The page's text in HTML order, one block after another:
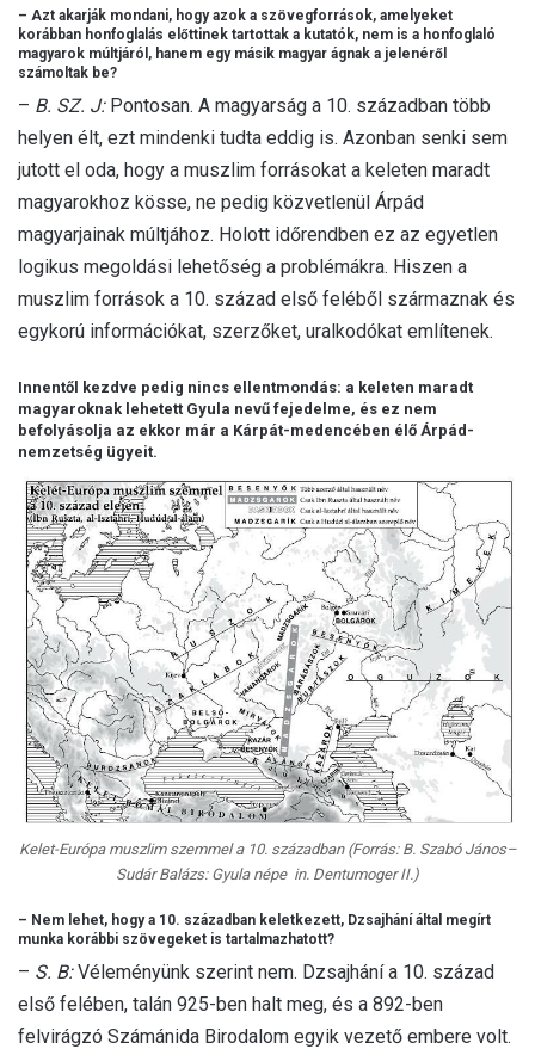
– Azt akarják mondani, hogy azok a szövegforrások, amelyeket
korábban honfoglalás előttinek tartottak a kutatók, nem is a honfoglaló
magyarok múltjáról, hanem egy másik magyar ágnak a jelenéről
számoltak be?
– B. SZ. J:Pontosan. A magyarság a 10. században több
helyen élt, ezt mindenki tudta eddig is. Azonban senki sem
jutott el oda, hogy a muszlim forrásokat a keleten maradt
magyarokhoz kösse, ne pedig közvetlenül Árpád
magyarjainak múltjához. Holott időrendben ez az egyetlen
logikus megoldási lehetőség a problémákra. Hiszen a
muszlim források a 10. század első feléből származnak és
egykorú információkat, szerzőket, uralkodókat említenek.
Innentől kezdve pedig nincs ellentmondás: a keleten maradt
magyaroknak lehetett Gyula nevű fejedelme, és ez nem
befolyásolja az ekkor már a Kárpát-medencében élő Árpád-
nemzetség ügyeit.
Kelet-Európa muszlim szemmel a 10. században (Forrás: B. Szabó János–
Sudár Balázs: Gyula népe in. Dentumoger II.)
– Nem lehet, hogy a 10. században keletkezett, Dzsajhání által megírt
munka korábbi szövegeket is tartalmazhatott?
– S. B:Véleményünk szerint nem. Dzsajhání a 10. század
első felében, talán 925-ben halt meg, és a 892-ben
felvirágzó Számánida Birodalom egyik vezető embere volt.